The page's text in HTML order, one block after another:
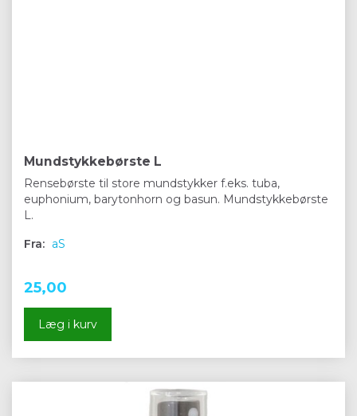
Mundstykkebørste L
Rensebørste til store mundstykker f.eks. tuba,
euphonium, barytonhorn og basun. Mundstykkebørste
L.
Fra: aS
25,00
Læg i kurv